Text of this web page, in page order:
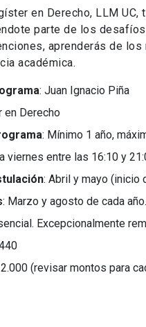
en Derecho, LLM
parte de los
aprenderás de
académica.
: Juan Ignacio Piña
en Derecho
: Mínimo 1 año,
viernes entre las 16:10 y
: Abril y mayo (inicio
: Marzo y agosto de cada año.
Excepcionalmente
(revisar montos para